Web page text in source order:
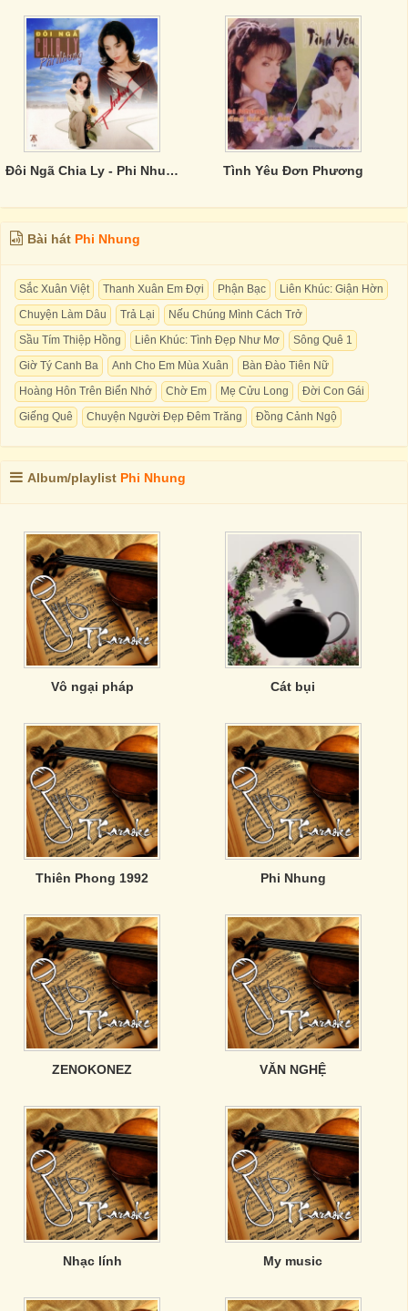
Đôi Ngã Chia Ly - Phi Nhung Tình Yêu Đơn Phương
Bài hát Phi Nhung
Sắc Xuân Việt Thanh Xuân Em Đợi Phận Bạc
Liên Khúc: Giận Hờn
Chuyện Làm Dâu
Trả Lại
Nếu Chúng Mình Cách Trở
Sầu Tím Thiệp Hồng
Liên Khúc: Tình Đẹp Như Mơ
Sông Quê 1
Giờ Tý Canh Ba
Anh Cho Em Mùa Xuân
Bàn Đào Tiên Nữ
Hoàng Hôn Trên Biển Nhớ
Chờ Em Mẹ Cửu Long
Đời Con Gái
Giếng Quê
Chuyện Người Đẹp Đêm Trăng Đồng Cảnh Ngộ
Album/playlist Phi Nhung
Vô ngại pháp Cát bụi
Thiên Phong 1992 Phi Nhung
ZENOKONEZ VĂN NGHỆ
Nhạc lính My music